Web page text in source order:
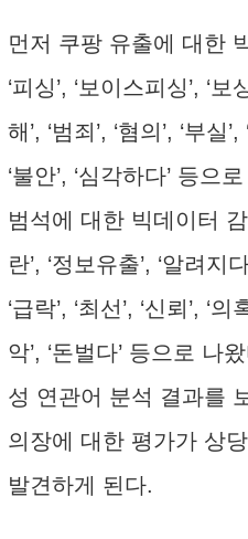
먼저 쿠팡 유출에 대한
‘피싱’, ‘보이스피싱’, ‘보
해’, ‘범죄’, ‘혐의’, ‘부실
‘불안’, ‘심각하다’ 등으
범석에 대한 빅데이터 감
란’, ‘정보유출’, ‘알려지다
‘급락’, ‘최선’, ‘신뢰’, ‘의
악’, ‘돈벌다’ 등으로 나
성 연관어 분석 결과를
의장에 대한 평가가 상
발견하게 된다.